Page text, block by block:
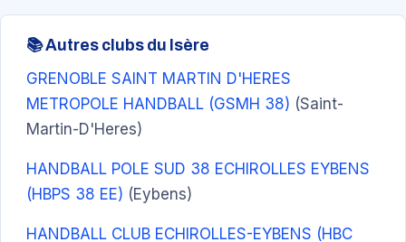
📚 Autres clubs du Isère
GRENOBLE SAINT MARTIN D'HERES
METROPOLE HANDBALL (GSMH 38) (Saint-
Martin-D'Heres)
HANDBALL POLE SUD 38 ECHIROLLES EYBENS
(HBPS 38 EE) (Eybens)
HANDBALL CLUB ECHIROLLES-EYBENS (HBC